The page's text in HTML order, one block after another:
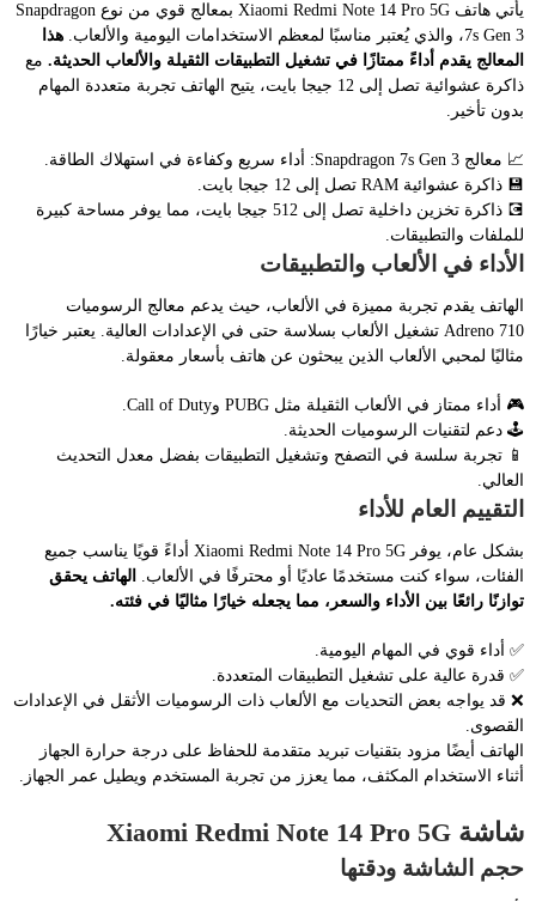
يأتي هاتف Xiaomi Redmi Note 14 Pro 5G بمعالج قوي من نوع Snapdragon
7s Gen 3، والذي يُعتبر مناسبًا لمعظم الاستخدامات اليومية والألعاب.
هذا
المعالج يقدم أداءً ممتازًا في تشغيل التطبيقات الثقيلة والألعاب الحديثة. مع
ذاكرة عشوائية تصل إلى 12 جيجا بايت، يتيح الهاتف تجربة متعددة المهام
بدون تأخير.
📈 معالج Snapdragon 7s Gen 3: أداء سريع وكفاءة في استهلاك الطاقة.
💾 ذاكرة عشوائية RAM تصل إلى 12 جيجا بايت.
💽 ذاكرة تخزين داخلية تصل إلى 512 جيجا بايت، مما يوفر مساحة كبيرة
للملفات والتطبيقات.
الأداء في الألعاب والتطبيقات
الهاتف يقدم تجربة مميزة في الألعاب، حيث يدعم معالج الرسوميات
Adreno 710 تشغيل الألعاب بسلاسة حتى في الإعدادات العالية. يعتبر خيارًا
مثاليًا لمحبي الألعاب الذين يبحثون عن هاتف بأسعار معقولة.
🎮 أداء ممتاز في الألعاب الثقيلة مثل PUBG وCall of Duty.
🕹️ دعم لتقنيات الرسوميات الحديثة.
📱 تجربة سلسة في التصفح وتشغيل التطبيقات بفضل معدل التحديث
العالي.
التقييم العام للأداء
بشكل عام، يوفر Xiaomi Redmi Note 14 Pro 5G أداءً قويًا يناسب جميع
الفئات، سواء كنت مستخدمًا عاديًا أو محترفًا في الألعاب. الهاتف يحقق
توازنًا رائعًا بين الأداء والسعر، مما يجعله خيارًا مثاليًا في فئته.
✅ أداء قوي في المهام اليومية.
✅ قدرة عالية على تشغيل التطبيقات المتعددة.
❌ قد يواجه بعض التحديات مع الألعاب ذات الرسوميات الأثقل في الإعدادات
القصوى.
الهاتف أيضًا مزود بتقنيات تبريد متقدمة للحفاظ على درجة حرارة الجهاز
أثناء الاستخدام المكثف، مما يعزز من تجربة المستخدم ويطيل عمر الجهاز.
شاشة Xiaomi Redmi Note 14 Pro 5G
حجم الشاشة ودقتها